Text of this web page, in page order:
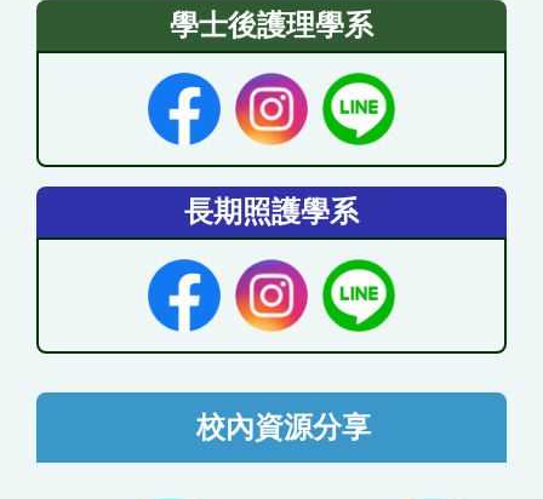
學士後護理學系
長期照護學系
校內資源分享